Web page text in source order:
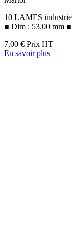
10 LAMES
■ Dim : 53.00 mm
7,00 € Prix HT
En savoir plus